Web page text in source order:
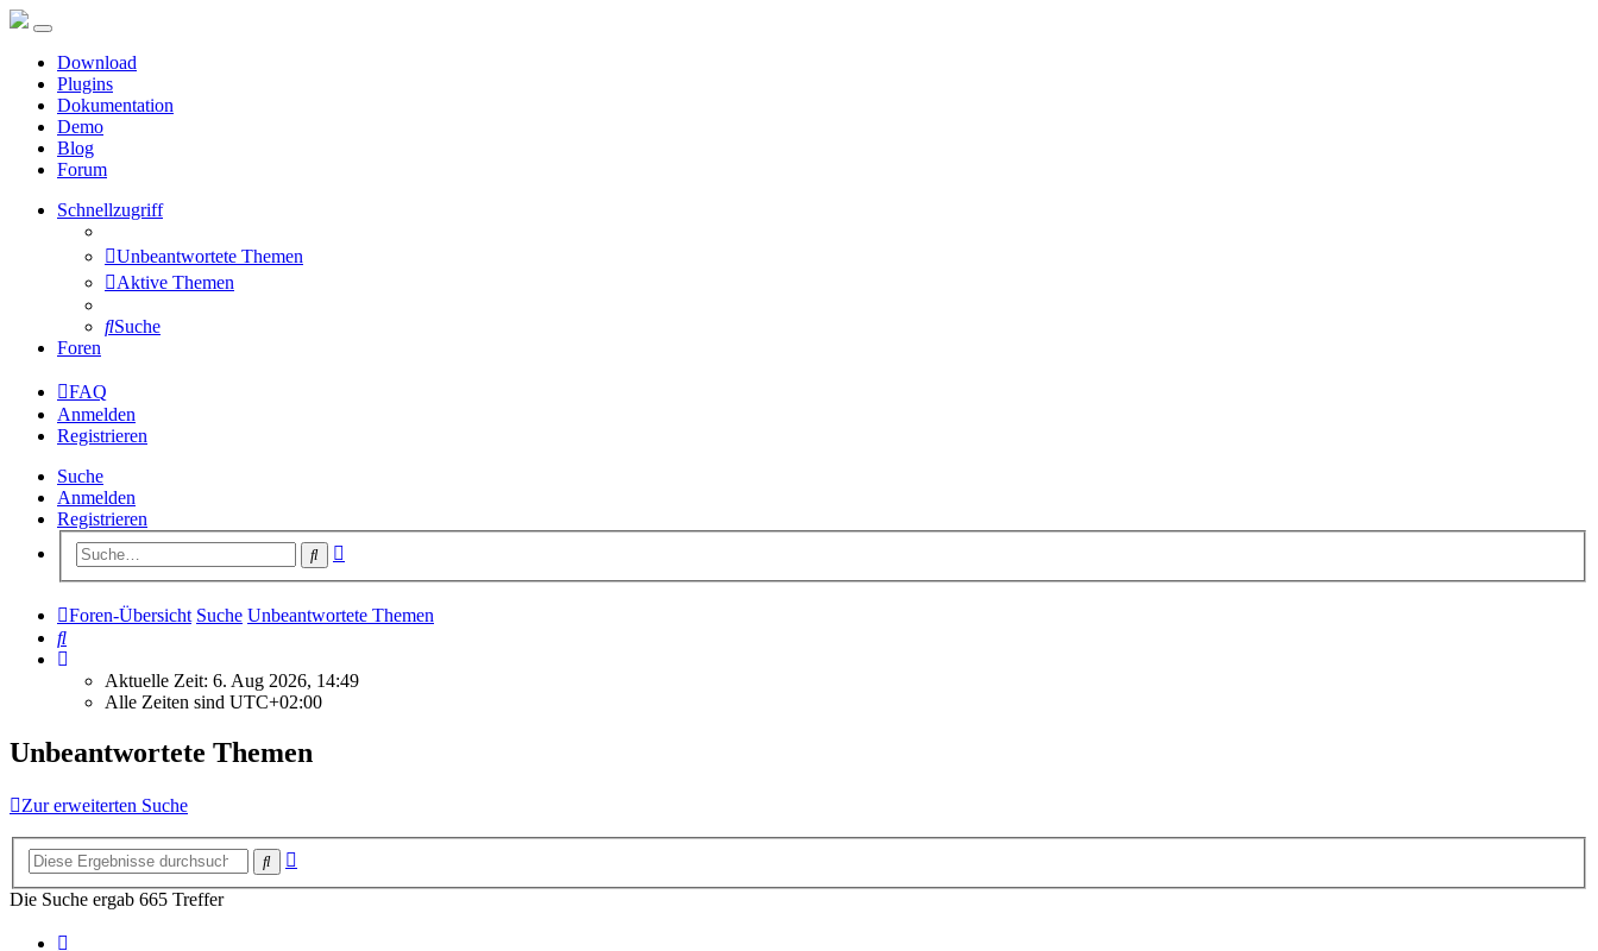
Download
Plugins
Dokumentation
Demo
Blog
Forum
Schnellzugriff
Unbeantwortete Themen
Aktive Themen
Suche
Foren
FAQ
Anmelden
Registrieren
Suche
Anmelden
Registrieren
Suche
Foren-Übersicht Suche Unbeantwortete Themen
Suche
Aktuelle Zeit: 6. Aug 2026, 14:49
Alle Zeiten sind UTC+02:00
Unbeantwortete Themen
Zur erweiterten Suche
Suche
Die Suche ergab 665 Treffer